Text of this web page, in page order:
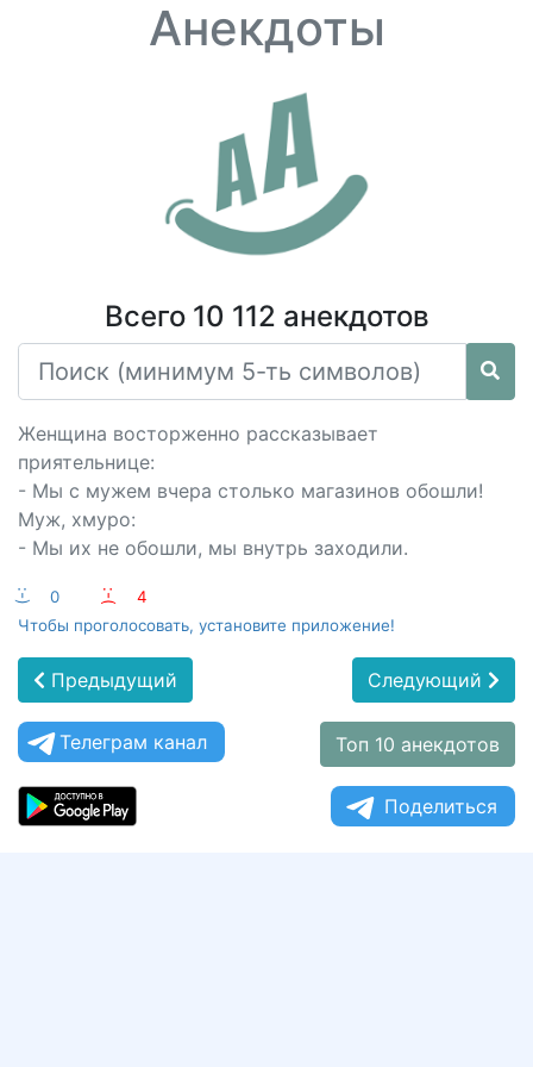
Анекдоты
Всего 10 112 анекдотов
Женщина восторженно рассказывает
приятельнице:
- Мы с мужем вчера столько магазинов обошли!
Муж, хмуро:
- Мы их не обошли, мы внутрь заходили.
:-) 0 :-(
4
Чтобы проголосовать, установите приложение!
Предыдущий Следующий
Телеграм канал Топ 10 анекдотов
Поделиться